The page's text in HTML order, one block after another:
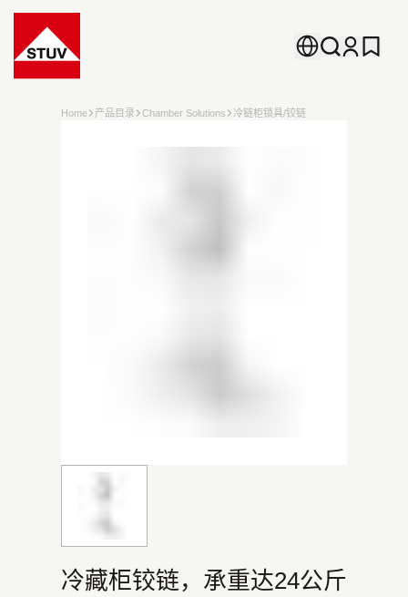
Go To the Homepage
Home 产品目录 Chamber Solutions 冷链柜锁具/铰链
冷藏柜铰链，承重达24公斤